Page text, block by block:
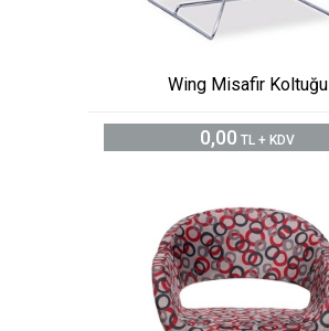
Wing Misafir Koltuğu
0,00 TL + KDV